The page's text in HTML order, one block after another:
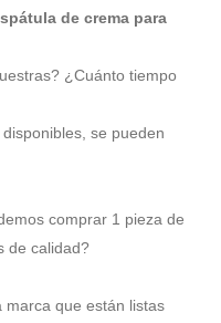
de crema para
¿Cuánto tiempo
se pueden
comprar 1 pieza de
de calidad?
marca que están listas